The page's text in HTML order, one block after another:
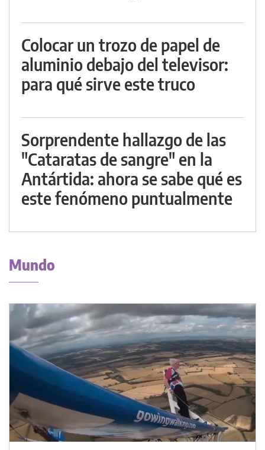
Colocar un trozo de papel de
aluminio debajo del televisor:
para qué sirve este truco
Sorprendente hallazgo de las
"Cataratas de sangre" en la
Antártida: ahora se sabe qué es
este fenómeno puntualmente
Mundo